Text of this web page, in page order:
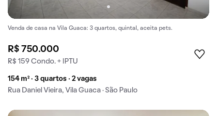
Venda de casa na Vila Guaca: 3 quartos, quintal, aceita pets.
R$ 750.000
R$ 159 Condo. + IPTU
154 m² · 3 quartos · 2 vagas
Rua Daniel Vieira, Vila Guaca · São Paulo